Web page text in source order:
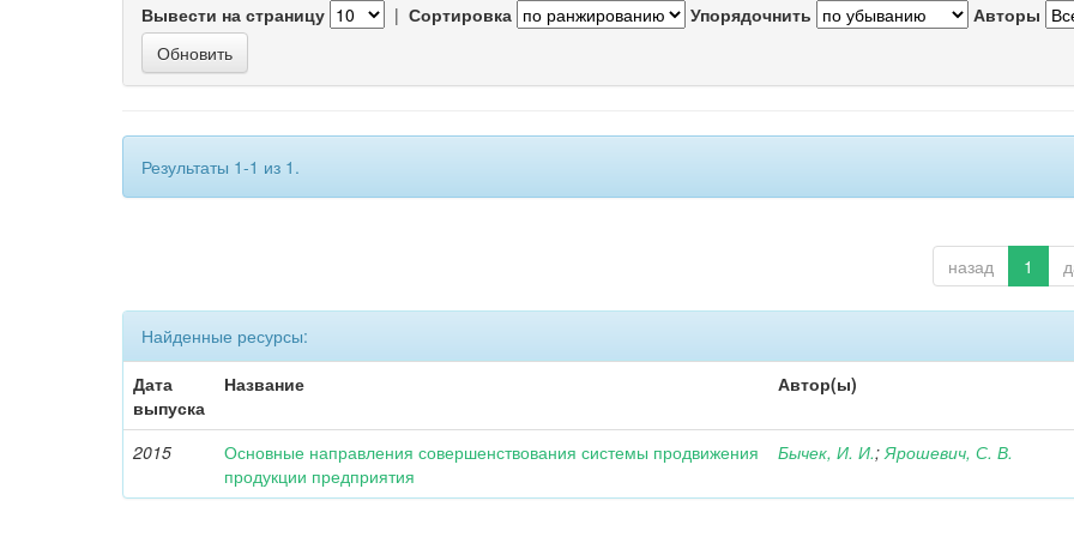
Вывести на страницу | Сортировка Упорядочнить Авторы
Результаты 1-1 из 1.
назад 1
Найденные ресурсы:
Дата
выпуска
Название Автор(ы)
2015
Основные направления совершенствования системы продвижения
продукции предприятия
Бычек, И. И.;Ярошевич, С. В.